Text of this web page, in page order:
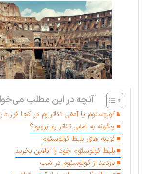
آنچه در این مطلب
کولوسئوم یا آمفی تئاتر رم در کجا قرار
چگونه به آمفی تئاتر رم برویم؟
گزینه های بلیط کولوسئوم
بلیط کولوسئوم خود را آنلاین بخرید
بازدید از کولوسئوم در شب